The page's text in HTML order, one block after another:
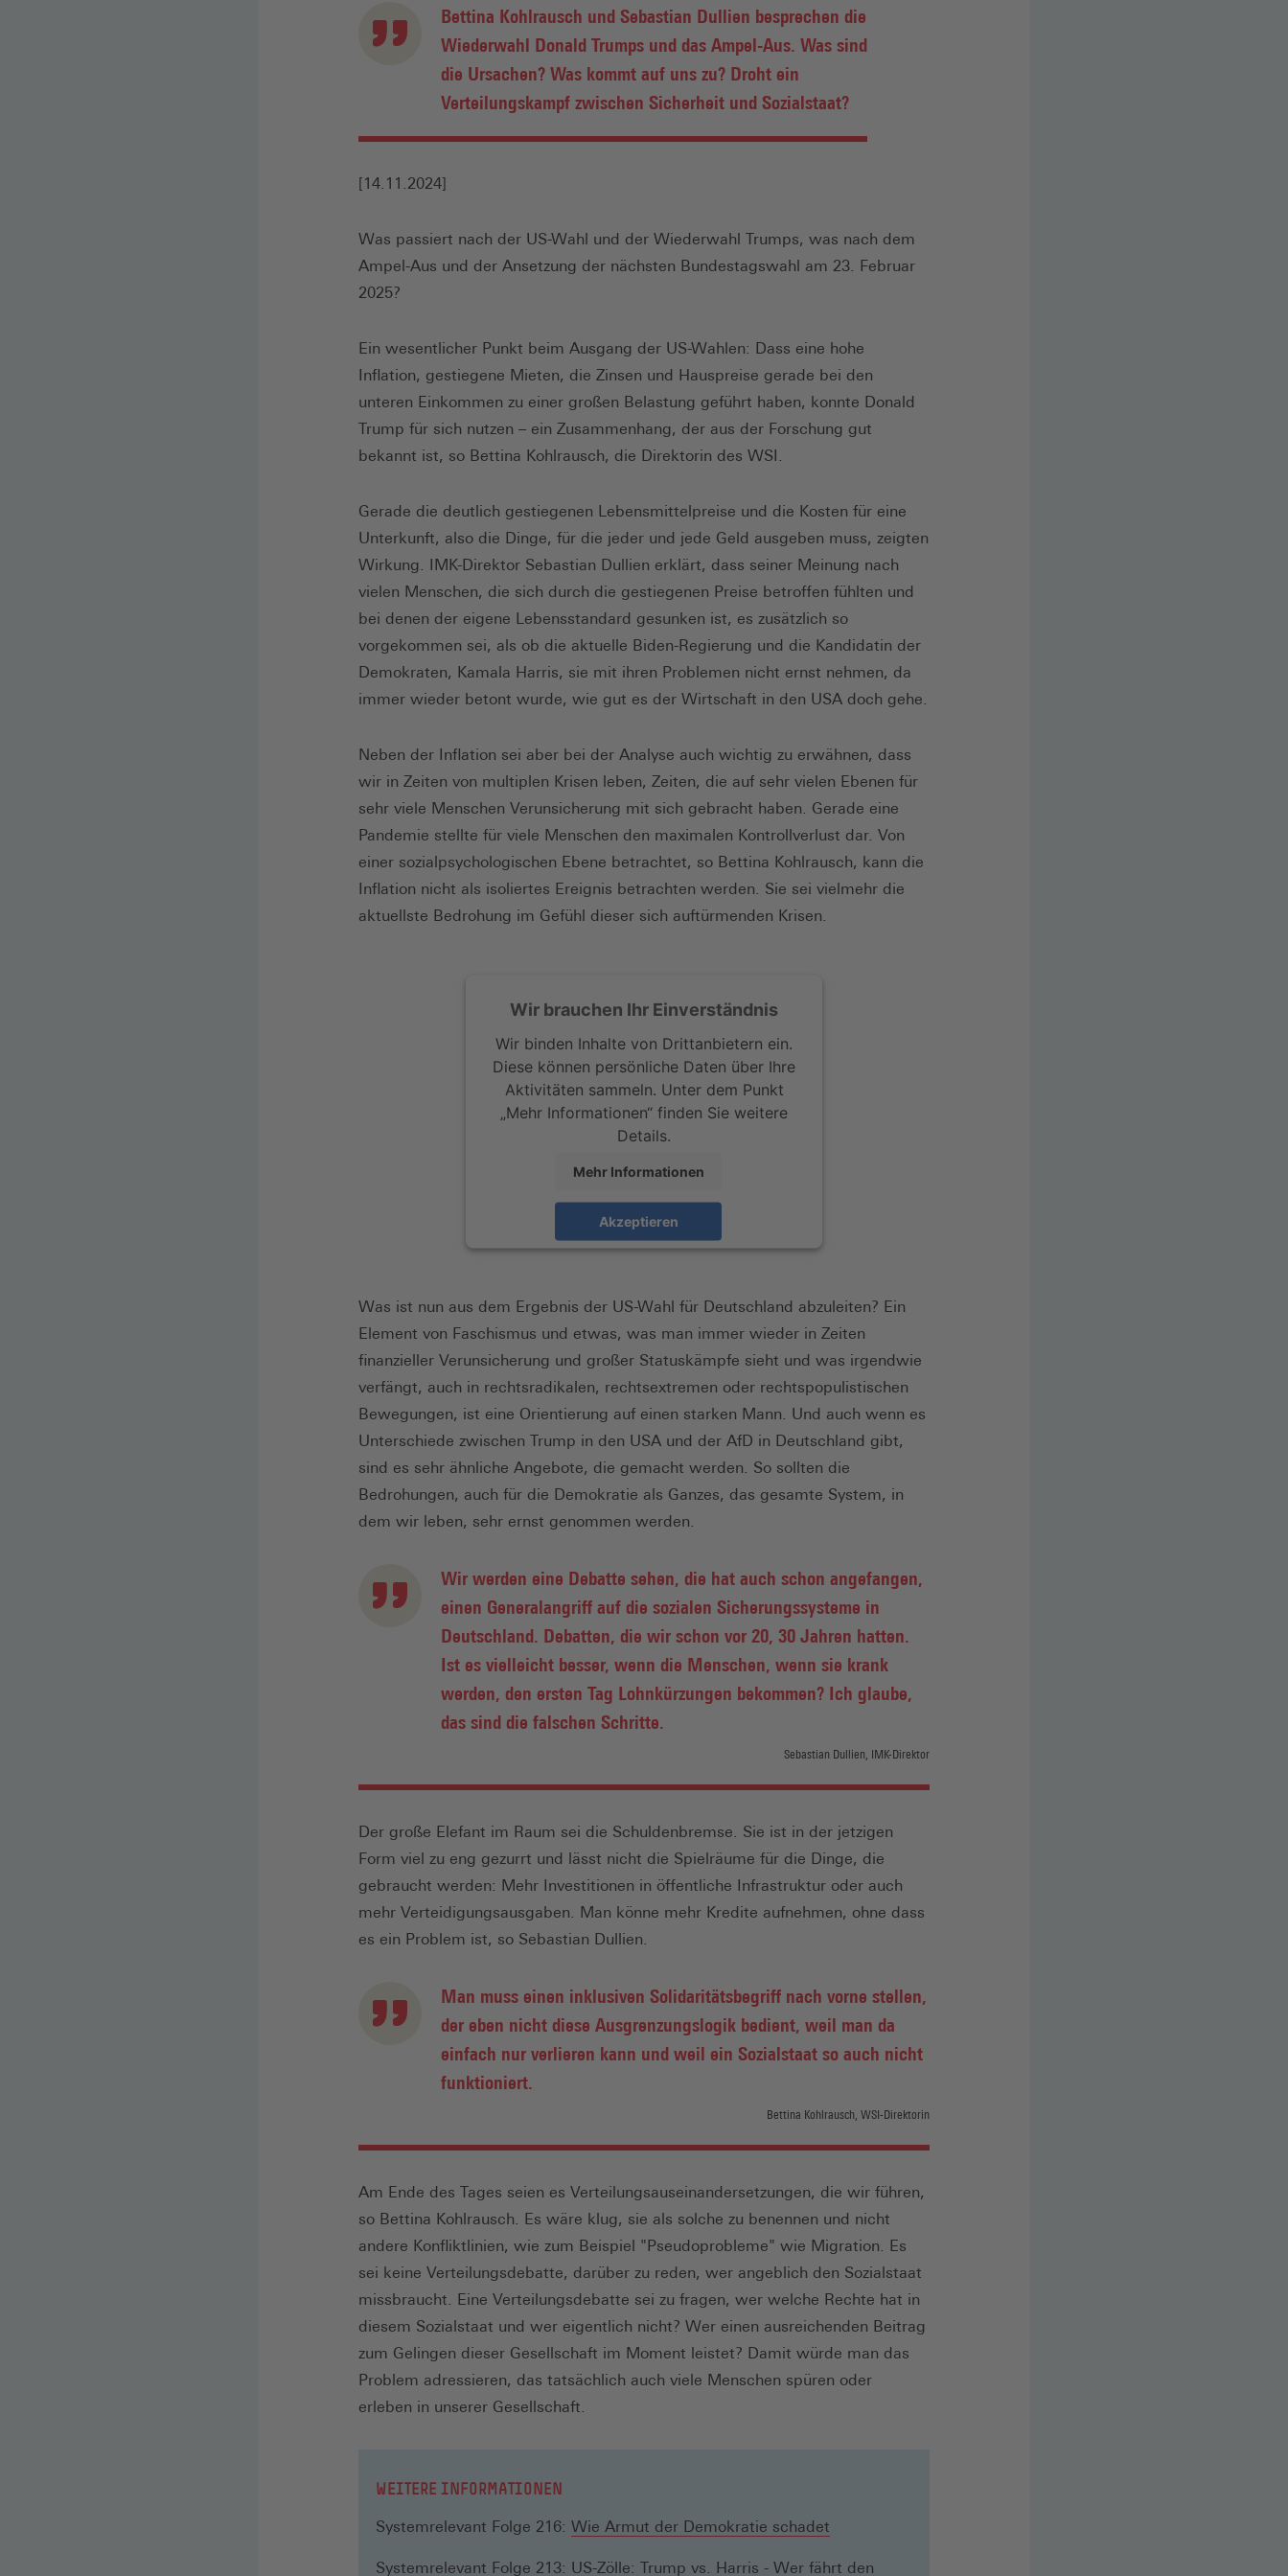
Bettina Kohlrausch und Sebastian Dullien besprechen die
Wiederwahl Donald Trumps und das Ampel-Aus. Was sind
die Ursachen? Was kommt auf uns zu? Droht ein
Verteilungskampf zwischen Sicherheit und Sozialstaat?
[14.11.2024]
Was passiert nach der US-Wahl und der Wiederwahl Trumps, was nach dem
Ampel-Aus und der Ansetzung der nächsten Bundestagswahl am 23. Februar
2025?
Ein wesentlicher Punkt beim Ausgang der US-Wahlen: Dass eine hohe
Inflation, gestiegene Mieten, die Zinsen und Hauspreise gerade bei den
unteren Einkommen zu einer großen Belastung geführt haben, konnte Donald
Trump für sich nutzen – ein Zusammenhang, der aus der Forschung gut
bekannt ist, so Bettina Kohlrausch, die Direktorin des WSI.
Gerade die deutlich gestiegenen Lebensmittelpreise und die Kosten für eine
Unterkunft, also die Dinge, für die jeder und jede Geld ausgeben muss, zeigten
Wirkung. IMK-Direktor Sebastian Dullien erklärt, dass seiner Meinung nach
vielen Menschen, die sich durch die gestiegenen Preise betroffen fühlten und
bei denen der eigene Lebensstandard gesunken ist, es zusätzlich so
vorgekommen sei, als ob die aktuelle Biden-Regierung und die Kandidatin der
Demokraten, Kamala Harris, sie mit ihren Problemen nicht ernst nehmen, da
immer wieder betont wurde, wie gut es der Wirtschaft in den USA doch gehe.
Neben der Inflation sei aber bei der Analyse auch wichtig zu erwähnen, dass
wir in Zeiten von multiplen Krisen leben, Zeiten, die auf sehr vielen Ebenen für
sehr viele Menschen Verunsicherung mit sich gebracht haben. Gerade eine
Pandemie stellte für viele Menschen den maximalen Kontrollverlust dar. Von
einer sozialpsychologischen Ebene betrachtet, so Bettina Kohlrausch, kann die
Inflation nicht als isoliertes Ereignis betrachten werden. Sie sei vielmehr die
aktuellste Bedrohung im Gefühl dieser sich auftürmenden Krisen.
Wir brauchen Ihr Einverständnis
Wir binden Inhalte von Drittanbietern ein.
Diese können persönliche Daten über Ihre
Aktivitäten sammeln. Unter dem Punkt
„Mehr Informationen“ finden Sie weitere
Details.
Mehr Informationen
Akzeptieren
Was ist nun aus dem Ergebnis der US-Wahl für Deutschland abzuleiten? Ein
Element von Faschismus und etwas, was man immer wieder in Zeiten
finanzieller Verunsicherung und großer Statuskämpfe sieht und was irgendwie
verfängt, auch in rechtsradikalen, rechtsextremen oder rechtspopulistischen
Bewegungen, ist eine Orientierung auf einen starken Mann. Und auch wenn es
Unterschiede zwischen Trump in den USA und der AfD in Deutschland gibt,
sind es sehr ähnliche Angebote, die gemacht werden. So sollten die
Bedrohungen, auch für die Demokratie als Ganzes, das gesamte System, in
dem wir leben, sehr ernst genommen werden.
Wir werden eine Debatte sehen, die hat auch schon angefangen,
einen Generalangriff auf die sozialen Sicherungssysteme in
Deutschland. Debatten, die wir schon vor 20, 30 Jahren hatten.
Ist es vielleicht besser, wenn die Menschen, wenn sie krank
werden, den ersten Tag Lohnkürzungen bekommen? Ich glaube,
das sind die falschen Schritte.
Sebastian Dullien, IMK-Direktor
Der große Elefant im Raum sei die Schuldenbremse. Sie ist in der jetzigen
Form viel zu eng gezurrt und lässt nicht die Spielräume für die Dinge, die
gebraucht werden: Mehr Investitionen in öffentliche Infrastruktur oder auch
mehr Verteidigungsausgaben. Man könne mehr Kredite aufnehmen, ohne dass
es ein Problem ist, so Sebastian Dullien.
Man muss einen inklusiven Solidaritätsbegriff nach vorne stellen,
der eben nicht diese Ausgrenzungslogik bedient, weil man da
einfach nur verlieren kann und weil ein Sozialstaat so auch nicht
funktioniert.
Bettina Kohlrausch, WSI-Direktorin
Am Ende des Tages seien es Verteilungsauseinandersetzungen, die wir führen,
so Bettina Kohlrausch. Es wäre klug, sie als solche zu benennen und nicht
andere Konfliktlinien, wie zum Beispiel "Pseudoprobleme" wie Migration. Es
sei keine Verteilungsdebatte, darüber zu reden, wer angeblich den Sozialstaat
missbraucht. Eine Verteilungsdebatte sei zu fragen, wer welche Rechte hat in
diesem Sozialstaat und wer eigentlich nicht? Wer einen ausreichenden Beitrag
zum Gelingen dieser Gesellschaft im Moment leistet? Damit würde man das
Problem adressieren, das tatsächlich auch viele Menschen spüren oder
erleben in unserer Gesellschaft.
WEITERE INFORMATIONEN
Systemrelevant Folge 216: Wie Armut der Demokratie schadet
Systemrelevant Folge 213: US-Zölle: Trump vs. Harris - Wer fährt den